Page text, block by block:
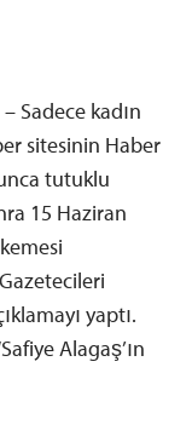
Sadece kadın
sitesinin Haber
tutuklu
15 Haziran
yaptı.
Alagaş’ın